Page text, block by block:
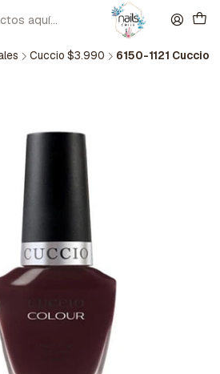
Cuccio $3.990 6150-1121 Cuccio